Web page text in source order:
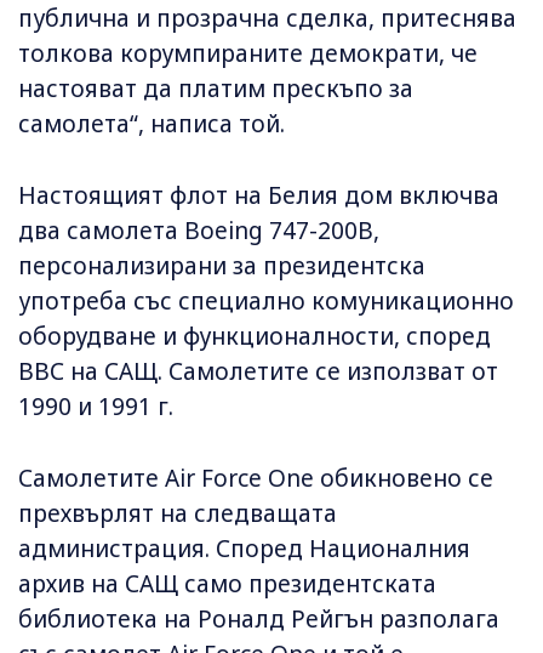
публична и прозрачна сделка, притеснява
толкова корумпираните демократи, че
настояват да платим прескъпо за
самолета“, написа той.
Настоящият флот на Белия дом включва
два самолета Boeing 747-200B,
персонализирани за президентска
употреба със специално комуникационно
оборудване и функционалности, според
ВВС на САЩ. Самолетите се използват от
1990 и 1991 г.
Самолетите Air Force One обикновено се
прехвърлят на следващата
администрация. Според Националния
архив на САЩ само президентската
библиотека на Роналд Рейгън разполага